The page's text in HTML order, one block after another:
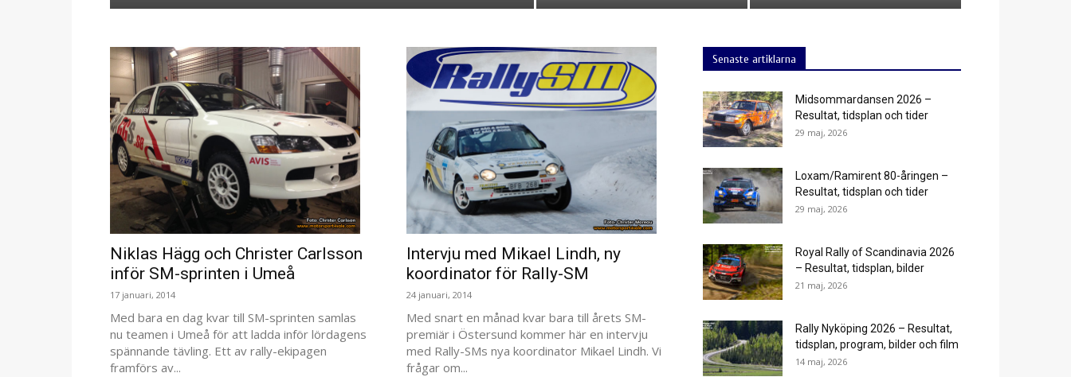
Niklas Hägg och Christer Carlsson
inför SM-sprinten i Umeå
17 januari, 2014
Med bara en dag kvar till SM-sprinten samlas
nu teamen i Umeå för att ladda inför lördagens
spännande tävling. Ett av rally-ekipagen
framförs av...
Intervju med Mikael Lindh, ny
koordinator för Rally-SM
24 januari, 2014
Med snart en månad kvar bara till årets SM-
premiär i Östersund kommer här en intervju
med Rally-SMs nya koordinator Mikael Lindh. Vi
frågar om...
Senaste artiklarna
Midsommardansen 2026 –
Resultat, tidsplan och tider
29 maj, 2026
Loxam/Ramirent 80-åringen –
Resultat, tidsplan och tider
29 maj, 2026
Royal Rally of Scandinavia 2026
– Resultat, tidsplan, bilder
21 maj, 2026
Rally Nyköping 2026 – Resultat,
tidsplan, program, bilder och film
14 maj, 2026